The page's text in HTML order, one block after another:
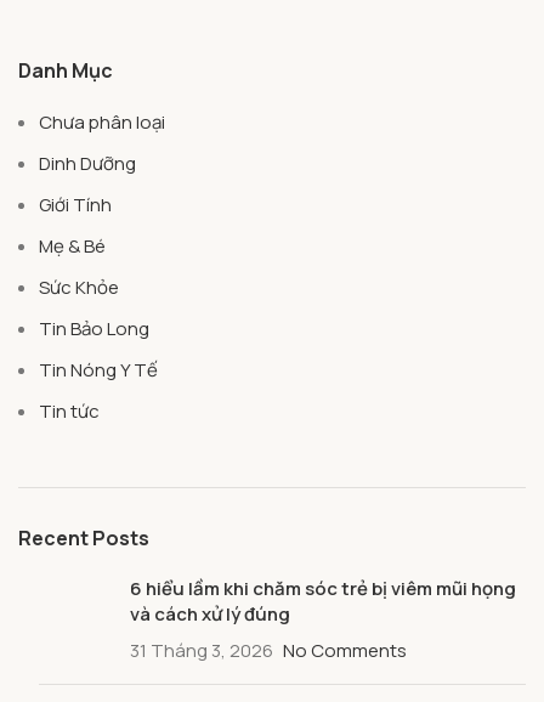
Danh Mục
Chưa phân loại
Dinh Dưỡng
Giới Tính
Mẹ & Bé
Sức Khỏe
Tin Bảo Long
Tin Nóng Y Tế
Tin tức
Recent Posts
6 hiểu lầm khi chăm sóc trẻ bị viêm mũi họng
và cách xử lý đúng
31 Tháng 3, 2026 No Comments